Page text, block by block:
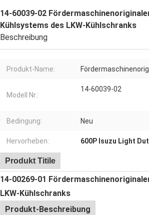
14-60039-02
Kühlsystems des LKW-Kühlschranks
Beschreibung
Produkt-Name:
Modell Nr.:
14-60039-02
Bedingung: Neu
Hervorheben: 600P Isuzu Light
Produkt Titile
14-00269-01
LKW-Kühlschranks
Produkt-Beschreibung